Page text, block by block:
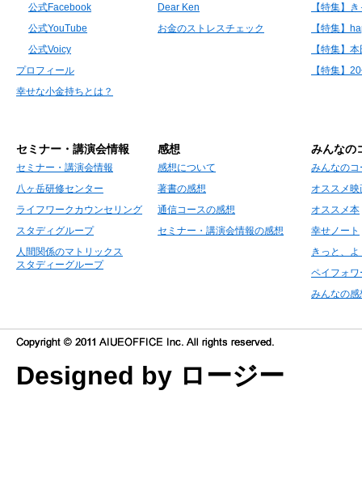
公式Facebook
公式YouTube
公式Voicy
プロフィール
幸せな小金持ちとは？
Dear Ken
お金のストレスチェック
【特集】
【特集】
【特集】
【特集】
セミナー・講演会情報
セミナー・講演会情報
八ヶ岳研修センター
ライフワークカウンセリング
スタディグループ
人間関係のマトリックス
スタディーグループ
感想
感想について
著書の感想
通信コースの感想
セミナー・講演会情報の感想
みんなの
みんなの
オススメ映
オススメ本
幸せノート
きっと、
ペイフォワ
みんなの感
Designed by ロージー